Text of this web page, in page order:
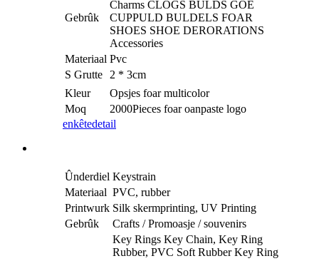
Gebrûk
Charms CLOGS BULDS GOE
CUPPULD BULDELS FOAR
SHOES SHOE DERORATIONS
Accessories
Materiaal Pvc
S Grutte 2 * 3cm
Kleur
Opsjes foar multicolor
Moq
2000Pieces foar oanpaste logo
enkêtedetail
Ûnderdiel Keystrain
Materiaal PVC, rubber
Printwurk Silk skermprinting, UV Printing
Gebrûk
Crafts / Promoasje / souvenirs
Key Rings Key Chain, Key Ring
Rubber, PVC Soft Rubber Key Ring